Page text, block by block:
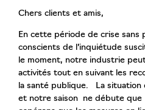
Chers clients et amis,
En cette période de crise sans
conscients de l’inquiétude
le moment, notre industrie
activités tout en suivant les
la santé publique. La situation
et notre saison ne débute que